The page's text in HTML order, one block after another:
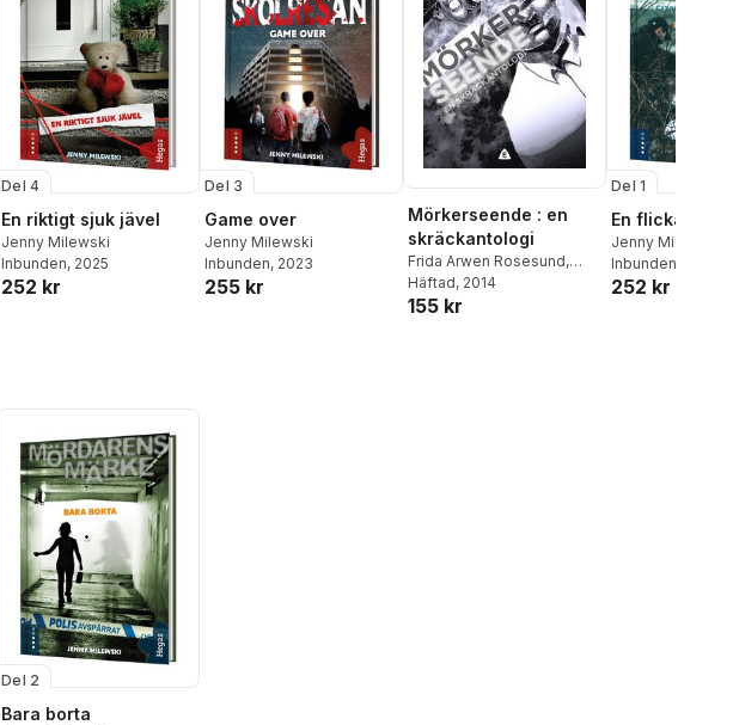
Del 4
En riktigt sjuk jävel
Jenny Milewski
Inbunden, 2025
252 kr
Del 3
Game over
Jenny Milewski
Inbunden, 2023
255 kr
Mörkerseende : en
skräckantologi
Frida Arwen Rosesund,
Elisabeth Jonsson
Centerwall
Häftad, 2014
155 kr
Del 1
En flicka död
Jenny Milewski
Inbunden
252 kr
Del 2
Bara borta